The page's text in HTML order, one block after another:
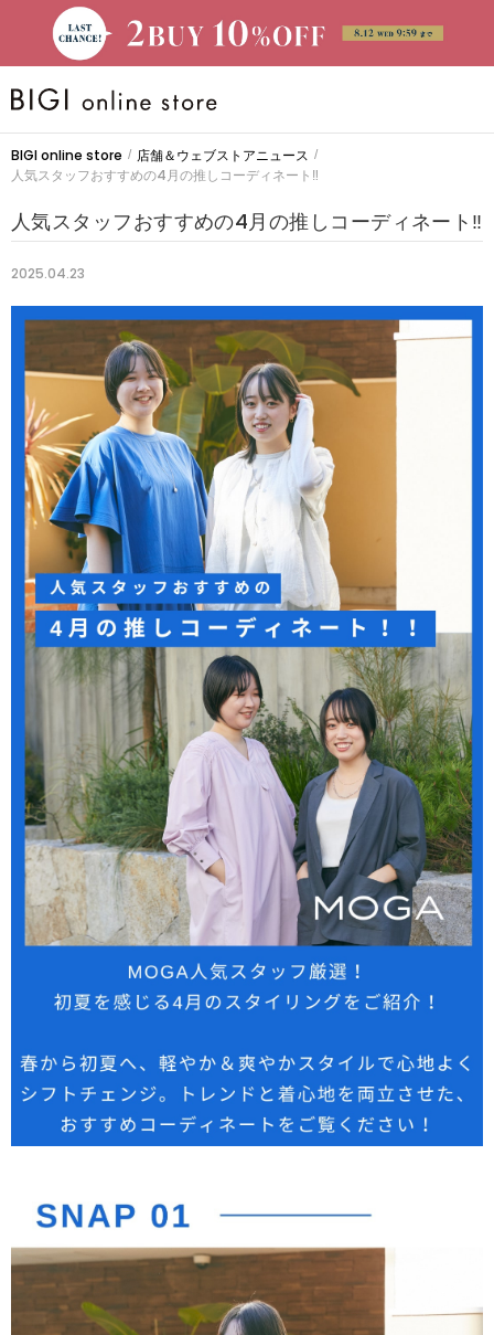
BRAND
大きいサイズ
新着商品
PRE ORDER
SALE
COORDINATE
NEWS
JOURNAL
よくある質問
お問い合わせ
OUTLET
BIGI online store / 店舗＆ウェブストアニュース /
人気スタッフおすすめの4月の推しコーディネート‼
人気スタッフおすすめの4月の推しコーディネート‼
2025.04.23